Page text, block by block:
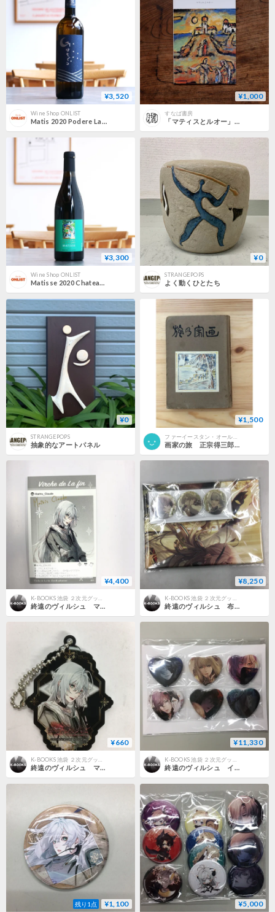
¥3,520
Wine Shop ONLIST
Matis 2020 Podere La Cerreta マティス 2020 ポデーレ・ラ・チェッレータ
¥1,000
すなば書房
「マティスとルオー」展図録
¥3,300
Wine Shop ONLIST
Matisse 2020 Chateau de Gaure マティス 2020 シャトー・ド・ゴール
¥0
STRANGEPOPS
よく動くひとたち
¥0
STRANGEPOPS
抽象的なアートパネル
¥1,500
画家の旅 正宗得三郎 アルス
¥4,400
終遠のヴィルシュ マティス メッセージカード（ver.限定）署名入り 冬の市2021-2022
¥8,250
終遠のヴィルシュ 布ポスター&缶バッジセット 冬の市2021-2022
¥660
終遠のヴィルシュ マティス アクリルキーホルダー
¥11,330
終遠のヴィルシュ イヴ リュカ マティス シアン アドルフ アンクゥ 缶バッジセット
残り1点 ¥1,100 ¥5,000